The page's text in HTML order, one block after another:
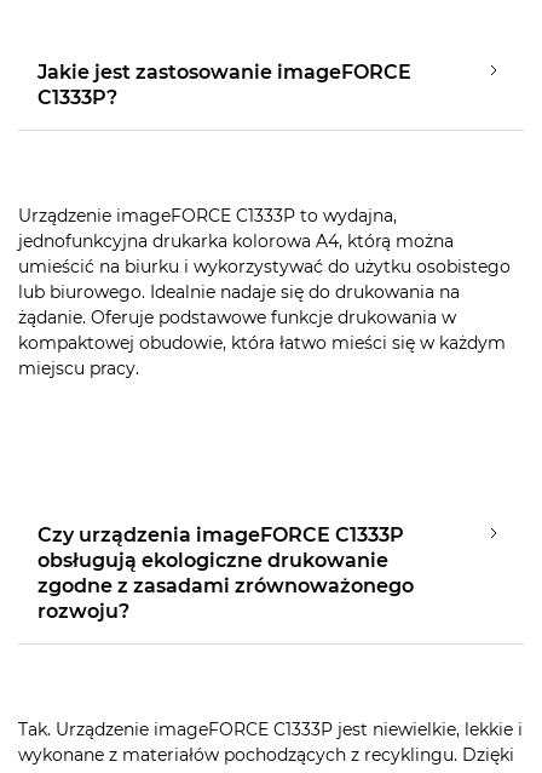
Jakie jest zastosowanie imageFORCE
C1333P?
Urządzenie imageFORCE C1333P to wydajna,
jednofunkcyjna drukarka kolorowa A4, którą można
umieścić na biurku i wykorzystywać do użytku osobistego
lub biurowego. Idealnie nadaje się do drukowania na
żądanie. Oferuje podstawowe funkcje drukowania w
kompaktowej obudowie, która łatwo mieści się w każdym
miejscu pracy.
Czy urządzenia imageFORCE C1333P
obsługują ekologiczne drukowanie
zgodne z zasadami zrównoważonego
rozwoju?
Tak. Urządzenie imageFORCE C1333P jest niewielkie, lekkie i
wykonane z materiałów pochodzących z recyklingu. Dzięki